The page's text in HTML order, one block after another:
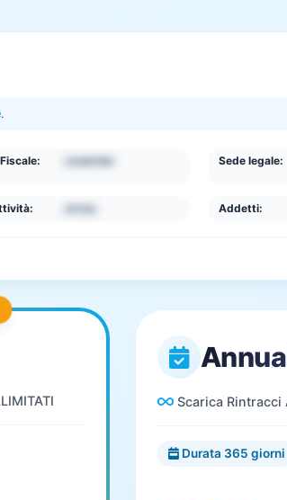
Sede legale:
Addetti:
Scarica Rintracci
Durata 365 giorni